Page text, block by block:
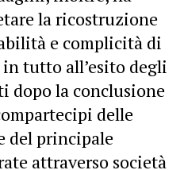
la ricostruzione
e complicità di
tutto all’esito degli
dopo la conclusione
delle
del principale
attraverso società